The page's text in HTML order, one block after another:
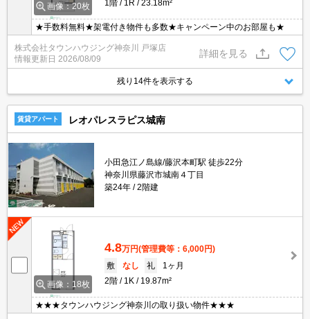
画像：20枚
1階
1R 23.18m²
★手数料無料★架電付き物件も多数★キャンペーン中のお部屋も★
株式会社タウンハウジング神奈川 戸塚店
情報更新日 2026/08/09
詳細を見る
残り14件を表示する
賃貸アパート レオパレスラピス城南
小田急江ノ島線/藤沢本町駅 徒歩22分
神奈川県藤沢市城南４丁目
築24年
2階建
画像：18枚
4.8万円(管理費等：6,000円)
敷
なし 礼
1ヶ月
2階
1K 19.87m²
★★★タウンハウジング神奈川の取り扱い物件★★★